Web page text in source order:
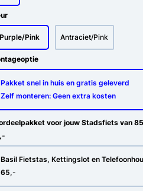
Purple/Pink Antraciet/Pink
Pakket snel in huis en gratis geleverd
Zelf monteren: Geen extra kosten
voor jouw Stadsfiets van
Basil Fietstas, Kettingslot en
65,-